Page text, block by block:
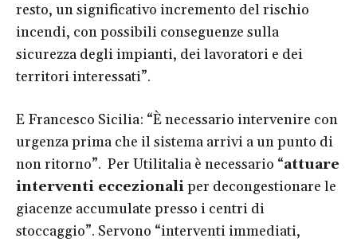
resto, un significativo incremento del rischio
incendi, con possibili conseguenze sulla
sicurezza degli impianti, dei lavoratori e dei
territori interessati”.
E Francesco Sicilia: “È necessario intervenire con
urgenza prima che il sistema arrivi a un punto di
non ritorno”. Per Utilitalia è necessario “attuare
interventi eccezionaliper decongestionare le
giacenze accumulate presso i centri di
stoccaggio”. Servono “interventi immediati,